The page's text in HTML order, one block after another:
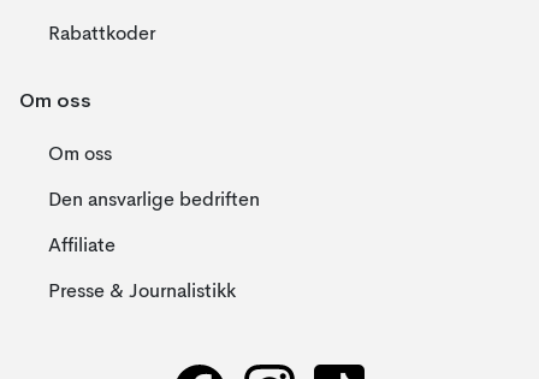
Rabattkoder
Om oss
Om oss
Den ansvarlige bedriften
Affiliate
Presse & Journalistikk